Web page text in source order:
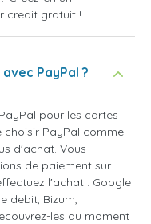
credit gratuit !
PayPal ?
pour les cartes
choisir PayPal comme
d'achat. Vous
de paiement sur
l'achat : Google
debit, Bizum,
les au moment